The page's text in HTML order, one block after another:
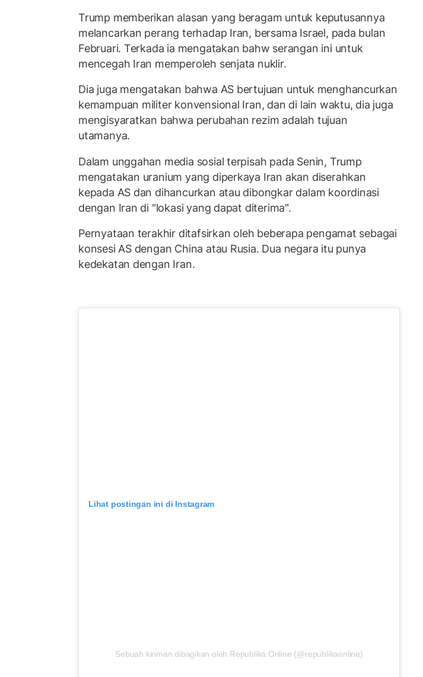
Trump memberikan alasan yang beragam untuk keputusannya
melancarkan perang terhadap Iran, bersama Israel, pada bulan
Februari. Terkada ia mengatakan bahw serangan ini untuk
mencegah Iran memperoleh senjata nuklir.
Dia juga mengatakan bahwa AS bertujuan untuk menghancurkan
kemampuan militer konvensional Iran, dan di lain waktu, dia juga
mengisyaratkan bahwa perubahan rezim adalah tujuan
utamanya.
Dalam unggahan media sosial terpisah pada Senin, Trump
mengatakan uranium yang diperkaya Iran akan diserahkan
kepada AS dan dihancurkan atau dibongkar dalam koordinasi
dengan Iran di "lokasi yang dapat diterima".
Pernyataan terakhir ditafsirkan oleh beberapa pengamat sebagai
konsesi AS dengan China atau Rusia. Dua negara itu punya
kedekatan dengan Iran.
Lihat postingan ini di Instagram
Sebuah kiriman dibagikan oleh Republika Online (@republikaonline)